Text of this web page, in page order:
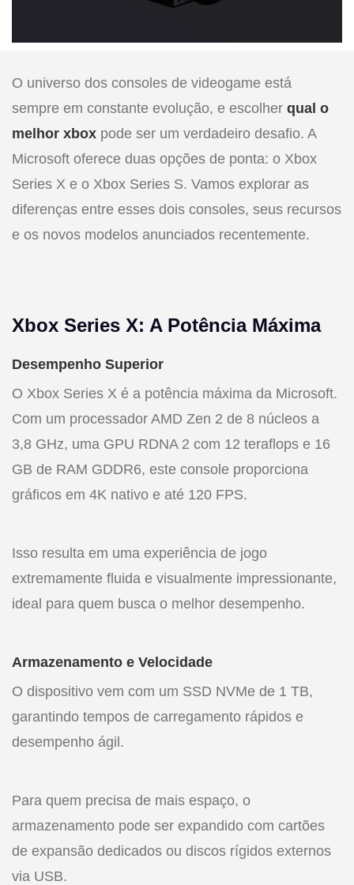
O universo dos consoles de videogame está
sempre em constante evolução, e escolher qual o
melhor xbox pode ser um verdadeiro desafio. A
Microsoft oferece duas opções de ponta: o Xbox
Series X e o Xbox Series S. Vamos explorar as
diferenças entre esses dois consoles, seus recursos
e os novos modelos anunciados recentemente.
Xbox Series X: A Potência Máxima
Desempenho Superior
O Xbox Series X é a potência máxima da Microsoft.
Com um processador AMD Zen 2 de 8 núcleos a
3,8 GHz, uma GPU RDNA 2 com 12 teraflops e 16
GB de RAM GDDR6, este console proporciona
gráficos em 4K nativo e até 120 FPS.
Isso resulta em uma experiência de jogo
extremamente fluida e visualmente impressionante,
ideal para quem busca o melhor desempenho.
Armazenamento e Velocidade
O dispositivo vem com um SSD NVMe de 1 TB,
garantindo tempos de carregamento rápidos e
desempenho ágil.
Para quem precisa de mais espaço, o
armazenamento pode ser expandido com cartões
de expansão dedicados ou discos rígidos externos
via USB.